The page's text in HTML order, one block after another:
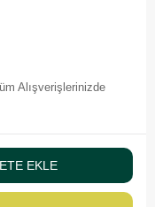
Alışverişlerinizde